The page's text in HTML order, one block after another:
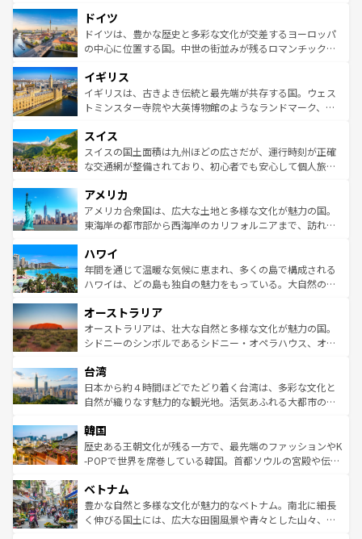
せる。地方によって風土や気候が異なるスペインはその個
性で訪れる人を魅了する。 なお、新着のスペイン情報は コ
ンテンツ一覧を参照してほしい。
で、幅広い魅力が詰まっている。華麗な宮殿、歴史的な大
聖堂、美しいビーチ、そして豊かな自然が、訪れる者を心
から魅了する。また、フランスは美食の国としても知ら
いる。シャンパンの発祥地であるランス、プロヴァンスの
香り高いラベンダー畑など、多彩な楽しみ方が可能だ。さ
らに、パリ以外の地域にも魅力が溢れており、どの街角に
れる地方に足を運ぶとそれぞれで全く異なる文化を体験で
きるだろう。 なお、新着のフランス情報はコンテンツ一覧
を参照してほしい。
ドイツ
ドイツは、豊かな歴史と多彩な文化が交差するヨーロッパ
の中心に位置する国。中世の街並みが残るロマンチック街
顔を持つこの国は、どこを歩いても飽きることがない。ベ
ルリンの文化的活気、バイエルン州のアルプスの絶景、そ
してライン川沿いのワイン畑といった風景は必見。ビール
は、お酒好きな人にはぜひ体験してほしい。 なお、新着の
ドイツ情報はコンテンツ一覧を参照してほしい。
イギリス
イギリスは、古きよき伝統と最先端が共存する国。ウェス
トミンスター寺院や大英博物館のようなランドマーク、歴
リアごとに異なる魅力がある。また、優雅なアフタヌーン
ティー、ビール好きにはたまらない英国パブ、サッカー観
戦など、本場だからこそできる体験も豊富。イギリスを旅
ンツ一覧を参照してほしい。
スイス
スイスの国土面積は九州ほどの広さだが、運行時刻が正確
な交通網が整備されており、初心者でも安心して個人旅行
の建物がそのまま残る町や、スイスならではのユニークな
博物館もあり、アルプス観光だけでなく町歩きも満喫する
ことができる。国民の所得が高いため物価も高いが、旅行
ば市内交通費無料で観光を楽しむこともできる。 なお、新
着のスイス情報はコンテンツ一覧 を参照してほしい。
アメリカ
アメリカ合衆国は、広大な土地と多様な文化が魅力の国。
東海岸の都市部から西海岸のカリフォルニアまで、訪れる
のような巨大都市は、観光、ショッピング、エンターテイ
ンメントが詰まった刺激的なスポットだ。一方、アメリカ
西部には大自然が広がり、グランドキャニオンやイエロー
部のニューオーリンズでは、音楽と美食が融合した独特の
文化が魅力。旅行者はアメリカの各地域で異なる魅力を楽
しみながら、その多様性と豊かな歴史を感じることができ
ならではの贅沢な旅のスタイルだ。 なお、新着のアメリカ
情報はコンテンツ一覧を参照してほしい。
ハワイ
年間を通じて温暖な気候に恵まれ、多くの島で構成される
ハワイは、どの島も独自の魅力をもっている。大自然の神
ワイ島は見逃せない。また、定番の観光地といえばオアフ
島だが、静かな自然を求めるならマウイ島やカウアイ島が
おすすめ。エメラルドグリーンに輝く海をはじめ、豊かな
れるおもてなしの心で訪れる人々を迎えてくれるハワイの
人々、おいしいローカルフードやハワイアンミュージッ
ク、伝統的なフラダンスなど、すべてがハワイの魅力を彩
ワイを、存分に味わってほしい。 なお、新着のハワイ情報
はコンテンツ一覧を参照してほしい。
オーストラリア
オーストラリアは、壮大な自然と多様な文化が魅力の国。
シドニーのシンボルであるシドニー・オペラハウス、オー
リアリーフや大陸中央部にそびえるウルル（エアーズロッ
ク）、タスマニアの美しい原生林やケアンズの熱帯雨林な
ど、見どころがたくさん。また、カフェやワイン、オージ
いる。アクティビティも充実しており、サーフィンやダイ
ビング、ハイキングなど、アウトドア好きにはたまらな
い。オーストラリアの多彩な魅力を存分に味わいつくそ
参照してほしい。
台湾
日本から約４時間ほどでたどり着く台湾は、多彩な文化と
自然が織りなす魅力的な観光地。活気あふれる大都市の台
ン）、静ひつな山岳地帯である台湾東部など、都市の喧騒
と山間の静けさが共存しており、訪れる人に新しい発見と
驚きをもたらしてくれる。また、奥深い台湾の食文化も魅
容にもいいと評判のスイーツなど、バラエティ豊かな料理
が味わえる。 なお、新着の台湾情報は コンテンツ一覧を参
照してほしい。
韓国
歴史ある王朝文化が残る一方で、最先端のファッションやK
-POPで世界を席巻している韓国。首都ソウルの宮殿や伝統
き、地方に足を延ばせば四季折々の自然美を楽しむことが
できる。そして、キムチや焼肉、絶品のストリートフード
まで、さまざまな韓国料理が待っている。夜には、韓国な
ベトナム
豊かな自然と多様な文化が魅力的なベトナム。南北に細長
く伸びる国土には、広大な田園風景や青々とした山々、世